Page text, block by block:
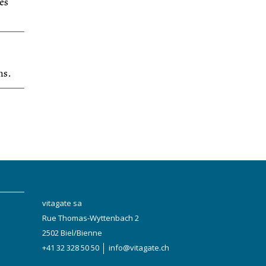
vitagate sa
Rue Thomas-Wyttenbach 2
2502 Biel/Bienne
+41 32 328 50 50
info@vitagate.ch